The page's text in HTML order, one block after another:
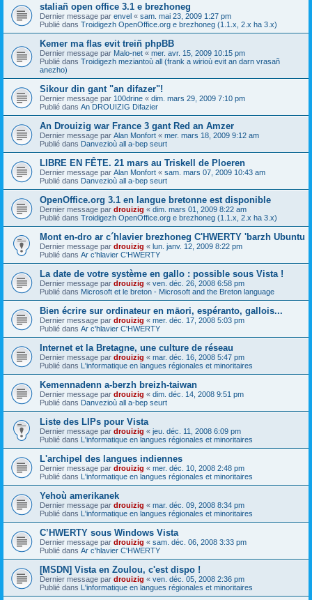
staliañ open office 3.1 e brezhoneg
Dernier message par envel « sam. mai 23, 2009 1:27 pm
Publié dans Troidigezh OpenOffice.org e brezhoneg (1.1.x, 2.x ha 3.x)
Kemer ma flas evit treiñ phpBB
Dernier message par Malo-net « mer. avr. 15, 2009 10:15 pm
Publié dans Troidigezh meziantoù all (frank a wirioù evit an darn vrasañ
anezho)
Sikour din gant "an difazer"!
Dernier message par 100drine « dim. mars 29, 2009 7:10 pm
Publié dans An DROUIZIG Difazier
An Drouizig war France 3 gant Red an Amzer
Dernier message par Alan Monfort « mer. mars 18, 2009 9:12 am
Publié dans Danvezioù all a-bep seurt
LIBRE EN FÊTE. 21 mars au Triskell de Ploeren
Dernier message par Alan Monfort « sam. mars 07, 2009 10:43 am
Publié dans Danvezioù all a-bep seurt
OpenOffice.org 3.1 en langue bretonne est disponible
Dernier message par drouizig « dim. mars 01, 2009 8:22 am
Publié dans Troidigezh OpenOffice.org e brezhoneg (1.1.x, 2.x ha 3.x)
Mont en-dro ar c´hlavier brezhoneg C'HWERTY 'barzh Ubuntu
Dernier message par drouizig « lun. janv. 12, 2009 8:22 pm
Publié dans Ar c'hlavier C'HWERTY
La date de votre système en gallo : possible sous Vista !
Dernier message par drouizig « ven. déc. 26, 2008 6:58 pm
Publié dans Microsoft et le breton - Microsoft and the Breton language
Bien écrire sur ordinateur en māori, espéranto, gallois...
Dernier message par drouizig « mer. déc. 17, 2008 5:03 pm
Publié dans Ar c'hlavier C'HWERTY
Internet et la Bretagne, une culture de réseau
Dernier message par drouizig « mar. déc. 16, 2008 5:47 pm
Publié dans L'informatique en langues régionales et minoritaires
Kemennadenn a-berzh breizh-taiwan
Dernier message par drouizig « dim. déc. 14, 2008 9:51 pm
Publié dans Danvezioù all a-bep seurt
Liste des LIPs pour Vista
Dernier message par drouizig « jeu. déc. 11, 2008 6:09 pm
Publié dans L'informatique en langues régionales et minoritaires
L'archipel des langues indiennes
Dernier message par drouizig « mer. déc. 10, 2008 2:48 pm
Publié dans L'informatique en langues régionales et minoritaires
Yehoù amerikanek
Dernier message par drouizig « mar. déc. 09, 2008 8:34 pm
Publié dans L'informatique en langues régionales et minoritaires
C’HWERTY sous Windows Vista
Dernier message par drouizig « sam. déc. 06, 2008 3:33 pm
Publié dans Ar c'hlavier C'HWERTY
[MSDN] Vista en Zoulou, c'est dispo !
Dernier message par drouizig « ven. déc. 05, 2008 2:36 pm
Publié dans L'informatique en langues régionales et minoritaires